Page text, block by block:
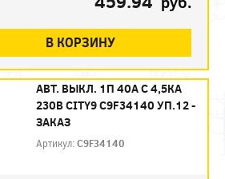
В КОРЗИНУ
АВТ. ВЫКЛ. 1П 40А С 4,5КА
230В CITY9 C9F34140 УП.12 -
ЗАКАЗ
Артикул:C9F34140